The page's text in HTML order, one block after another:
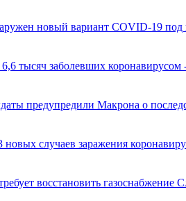
новый вариант COVID-19 под
тысяч заболевших коронавирусом
предупредили Макрона о
случаев заражения
восстановить газоснабжение